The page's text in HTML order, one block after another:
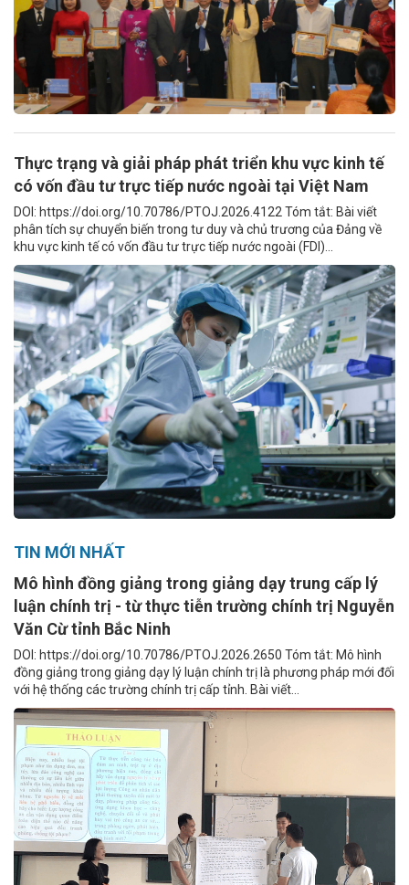
Thực trạng và giải pháp phát triển khu vực kinh tế
có vốn đầu tư trực tiếp nước ngoài tại Việt Nam
DOI: https://doi.org/10.70786/PTOJ.2026.4122 Tóm tắt: Bài viết
phân tích sự chuyển biến trong tư duy và chủ trương của Đảng về
khu vực kinh tế có vốn đầu tư trực tiếp nước ngoài (FDI)...
TIN MỚI NHẤT
Mô hình đồng giảng trong giảng dạy trung cấp lý
luận chính trị - từ thực tiễn trường chính trị Nguyễn
Văn Cừ tỉnh Bắc Ninh
DOI: https://doi.org/10.70786/PTOJ.2026.2650 Tóm tắt: Mô hình
đồng giảng trong giảng dạy lý luận chính trị là phương pháp mới đối
với hệ thống các trường chính trị cấp tỉnh. Bài viết...